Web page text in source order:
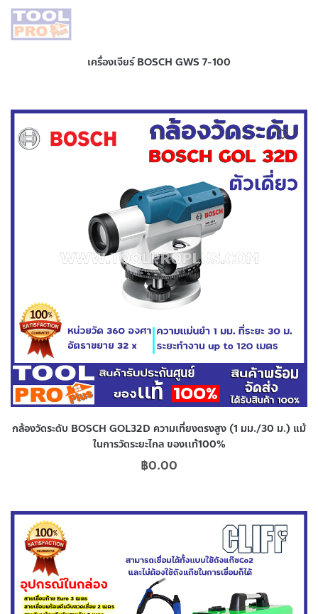
เครื่องเจียร์ BOSCH GWS 7-100
กล้องวัดระดับ BOSCH GOL32D ความเที่ยงตรงสูง (1 มม./30 ม.) แม้
ในการวัดระยะไกล ของเเท้100%
฿0.00